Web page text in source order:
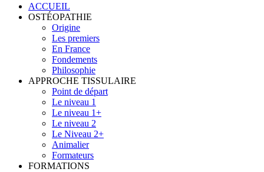
ACCUEIL
OSTÉOPATHIE
Origine
Les premiers
En France
Fondements
Philosophie
APPROCHE TISSULAIRE
Point de départ
Le niveau 1
Le niveau 1+
Le niveau 2
Le Niveau 2+
Animalier
Formateurs
FORMATIONS